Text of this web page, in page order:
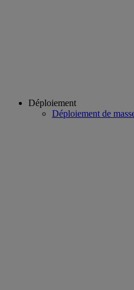
Déploiement
Déploiement de